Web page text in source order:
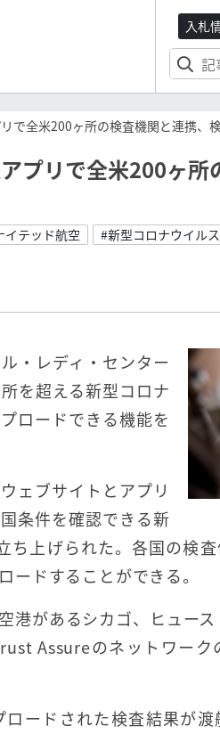
入札
で全米200ヶ所の検査機関と連携、
プリで全米200ヶ所
イテッド航空 #新型コロナウイルス
・レディ・センター
を超える新型コロナ
ロードできる機能を
ェブサイトとアプリ
条件を確認できる新
ち上げられた。各国の検
ードすることができる。
港があるシカゴ、ヒュー
Assureのネットワー
ードされた検査結果が